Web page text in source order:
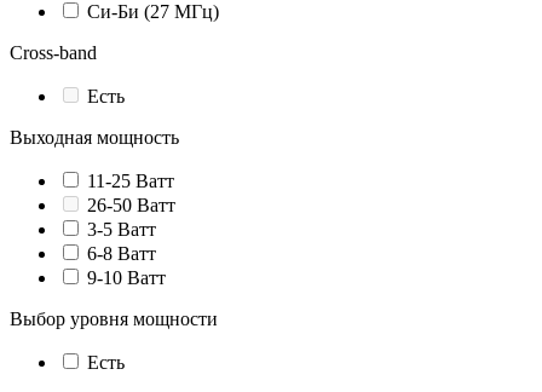
Си-Би (27 МГц)
Cross-band
Есть
Выходная мощность
11-25 Ватт
26-50 Ватт
3-5 Ватт
6-8 Ватт
9-10 Ватт
Выбор уровня мощности
Есть